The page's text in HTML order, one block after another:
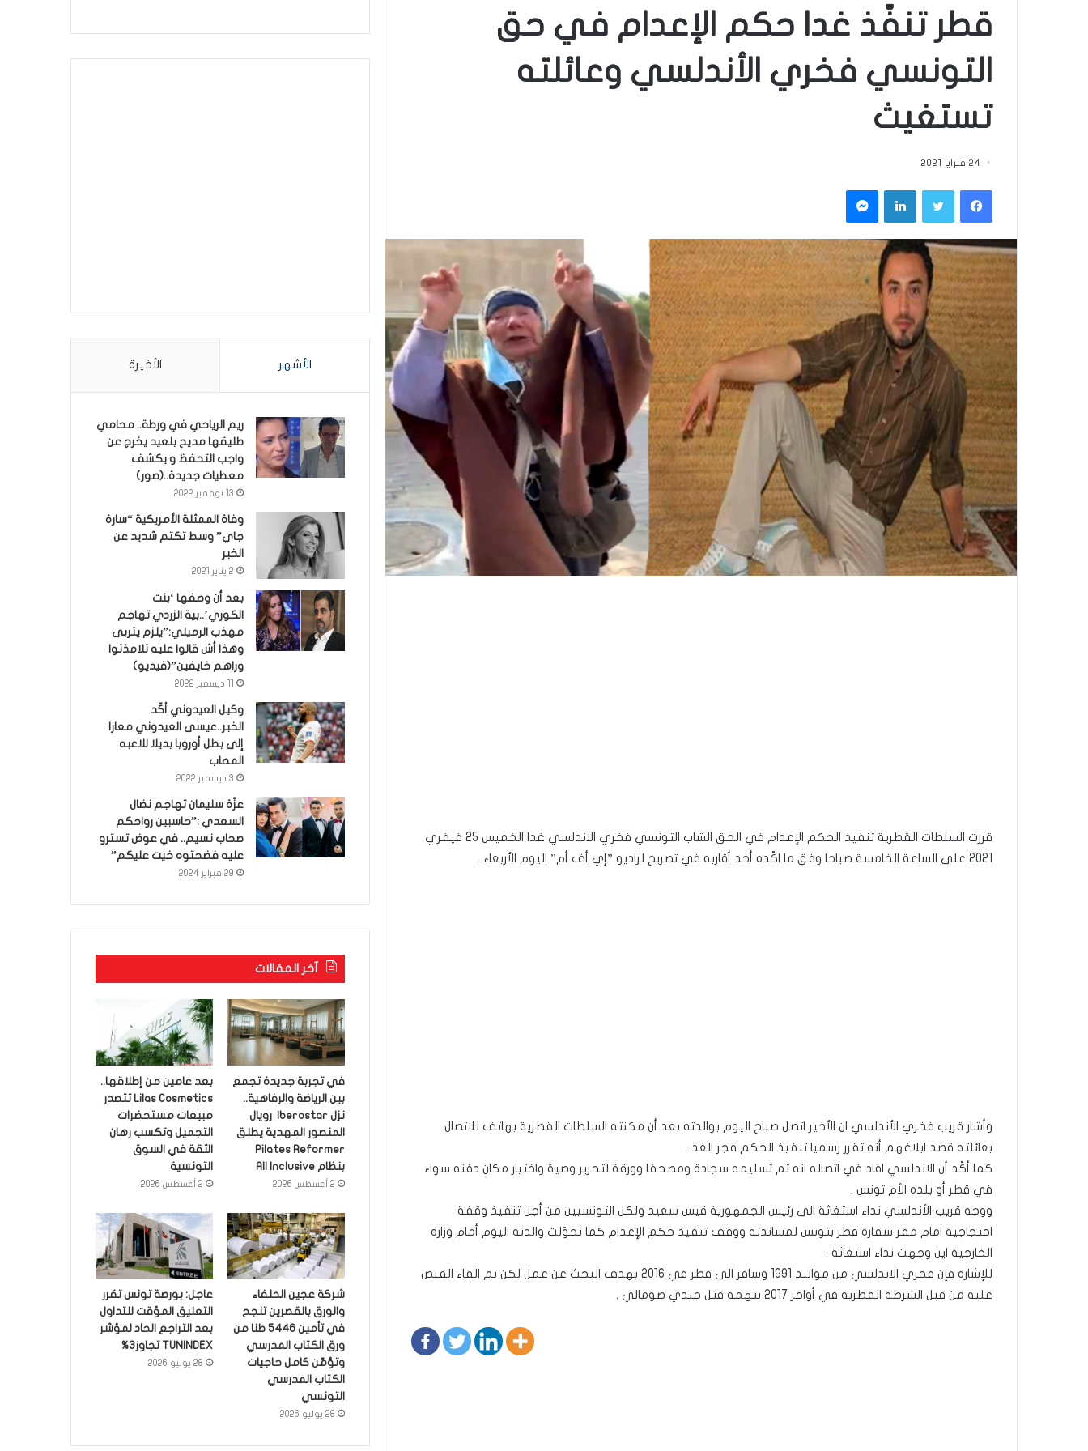
قطر تنفّذ غدا حكم الإعدام في حق
التونسي فخري الأندلسي وعائلته
تستغيث
24 فبراير 2021
فيسبوكتويتر لينكدإن ماسنجر
قررت السلطات القطرية تنفيذ الحكم الإعدام في الحق الشاب التونسي فخري الاندلسي غدا الخميس 25 فيفري
2021 على الساعة الخامسة صباحا وفق ما اكّده أحد أقاربه في تصريح لراديو ”إي أف أم” اليوم الأربعاء .
وأشار قريب فخري الأندلسي ان الأخير اتصل صباح اليوم بوالدته بعد أن مكنته السلطات القطرية بهاتف للاتصال
بعائلته قصد ابلاغهم أنه تقرر رسميا تنفيذ الحكم فجر الغد .
كما أكّد أن الاندلسي افاد في اتصاله انه تم تسليمه سجادة ومصحفا وورقة لتحرير وصية واختيار مكان دفنه سواء
في قطر أو بلده الأم تونس .
ووجه قريب الأندلسي نداء استغاثة الى رئيس الجمهورية قيس سعيد ولكل التونسيين من أجل تنفيذ وقفة
احتجاجية امام مقر سفارة قطر بتونس لمساندته ووقف تنفيذ حكم الإعدام كما تحوّلت والدته اليوم أمام وزارة
الخارجية اين وجهت نداء استغاثة .
للإشارة فإن فخري الاندلسي من مواليد 1991 وسافر الى قطر في 2016 بهدف البحث عن عمل لكن تم القاء القبض
عليه من قبل الشرطة القطرية في أواخر 2017 بتهمة قتل جندي صومالي .
الأشهر الأخيرة
ريم الرياحي في ورطة.. محامي
طليقها مديح بلعيد يخرج عن
واجب التحفظ و يكشف
معطيات جديدة..(صور)
13 نوفمبر 2022
وفاة الممثلة الأمريكية “سارة
جاي” وسط تكتم شديد عن
الخبر
2 يناير 2021
بعد أن وصفها ‘بنت
الكوري’..بية الزردي تهاجم
مهذب الرميلي:”يلزم يتربى
وهذا أش قالوا عليه تلامذتوا
وراهم خايفين”(فيديو)
وكيل العيدوني أكّد
الخبر..عيسى العيدوني معارا
إلى بطل أوروبا بديلا للاعبه
المصاب
3 ديسمبر 2022
عزّة سليمان تهاجم نضال
السعدي :”حاسبين رواحكم
صحاب نسيم.. في عوض تسترو
عليه فضحتوه خيت عليكم”
29 فبراير 2024
آخر المقالات
في تجربة جديدة تجمع
بين الرياضة والرفاهية..
نزل Iberostar رويال
المنصور المهدية يطلق
Pilates Reformer
بنظام All Inclusive
2 أغسطس 2026
بعد عامين من إطلاقها..
Lilas Cosmetics تتصدر
مبيعات مستحضرات
التجميل وتكسب رهان
الثقة في السوق
التونسية
2 أغسطس 2026
شركة عجين الحلفاء
والورق بالقصرين تنجح
في تأمين 5446 طنا من
ورق الكتاب المدرسي
وتؤمّن كامل حاجيات
الكتاب المدرسي
التونسي
28 يوليو 2026
عاجل: بورصة تونس تقرر
التعليق المؤقت للتداول
بعد التراجع الحاد لمؤشر
TUNINDEX تجاوز3%
28 يوليو 2026